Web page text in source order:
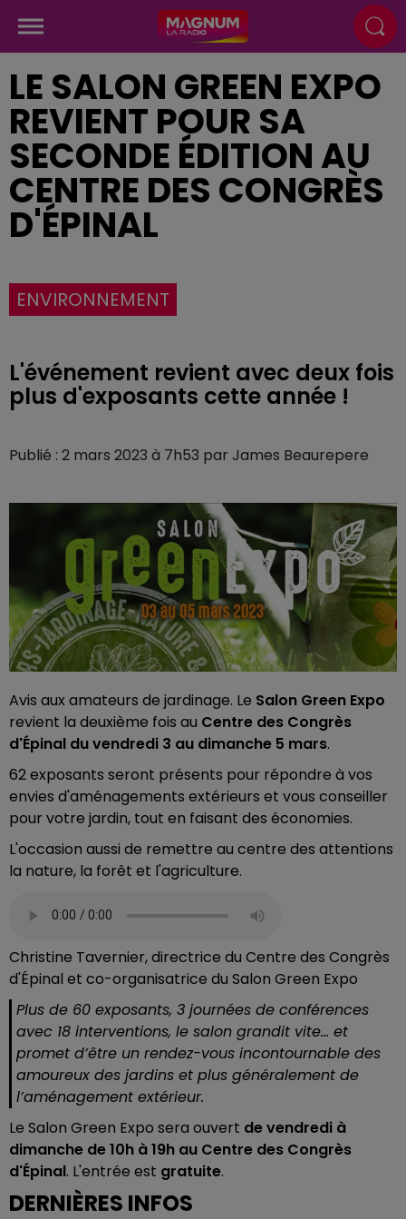
LE SALON GREEN EXPO
REVIENT POUR SA
SECONDE ÉDITION AU
CENTRE DES CONGRÈS
D'ÉPINAL
ENVIRONNEMENT
L'événement revient avec deux fois
plus d'exposants cette année !
Publié : 2 mars 2023 à 7h53 par James Beaurepere
Avis aux amateurs de jardinage. Le Salon Green Expo
revient la deuxième fois au Centre des Congrès
d'Épinal du vendredi 3 au dimanche 5 mars.
62 exposants seront présents pour répondre à vos
envies d'aménagements extérieurs et vous conseiller
pour votre jardin, tout en faisant des économies.
L'occasion aussi de remettre au centre des attentions
la nature, la forêt et l'agriculture.
Christine Tavernier, directrice du Centre des Congrès
d'Épinal et co-organisatrice du Salon Green Expo
Plus de 60 exposants, 3 journées de conférences
avec 18 interventions, le salon grandit vite… et
promet d’être un rendez-vous incontournable des
amoureux des jardins et plus généralement de
l’aménagement extérieur.
Le Salon Green Expo sera ouvert de vendredi à
dimanche de 10h à 19h au Centre des Congrès
d'Épinal. L'entrée est gratuite.
DERNIÈRES INFOS